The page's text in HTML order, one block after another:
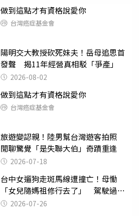
做到這點才有資格說愛你
台灣癌症基金會
陽明交大教授砍死妹夫！岳母追思首
發聲 揭11年經營真相駁「爭產」
2026-08-02
做到這點才有資格說愛你
台灣癌症基金會
旅遊變認親！陸男幫台灣遊客拍照
閒聊驚覺「是失聯大伯」奇蹟重逢
2026-07-18
台中女遛狗走斑馬線遭撞亡！母慟
「女兒隨媽祖修行去了」 駕駛過失
致死判9月
2026-07-26